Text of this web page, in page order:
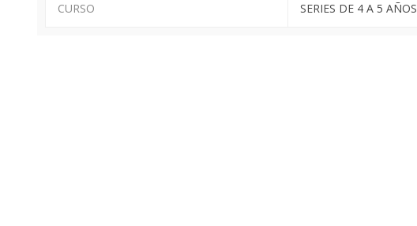
CURSO SERIES DE 4 A 5 AÑOS